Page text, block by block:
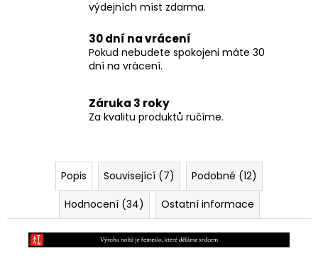
výdejních míst zdarma.
30 dní na vrácení
Pokud nebudete spokojeni máte 30
dní na vrácení.
Záruka 3 roky
Za kvalitu produktů ručíme.
Popis Související (7)
Podobné (12)
Hodnocení (34)
Ostatní informace